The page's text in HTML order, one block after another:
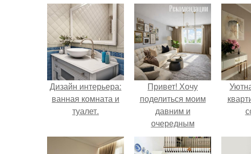
Дизайн интерьера:
ванная комната и
туалет.
Привет! Хочу
поделиться моим
давним и
очередным
неопубликованным
проектом.